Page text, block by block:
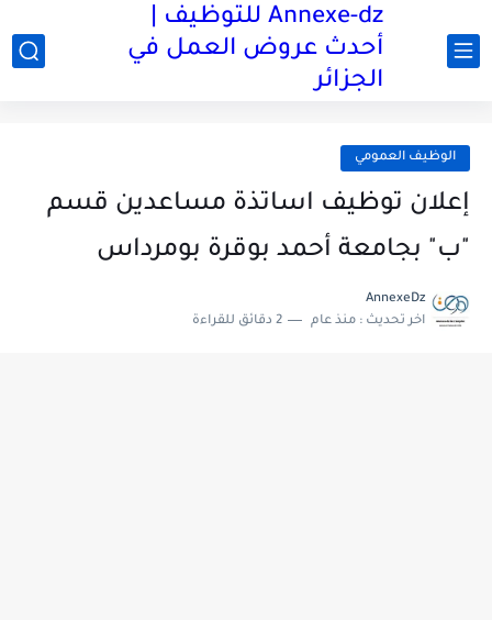
Annexe-dz للتوظيف |
أحدث عروض العمل في
الجزائر
الوظيف العمومي
إعلان توظيف اساتذة مساعدين قسم
"ب" بجامعة أحمد بوقرة بومرداس
AnnexeDz
اخر تحديث : منذ عام 2 دقائق للقراءة